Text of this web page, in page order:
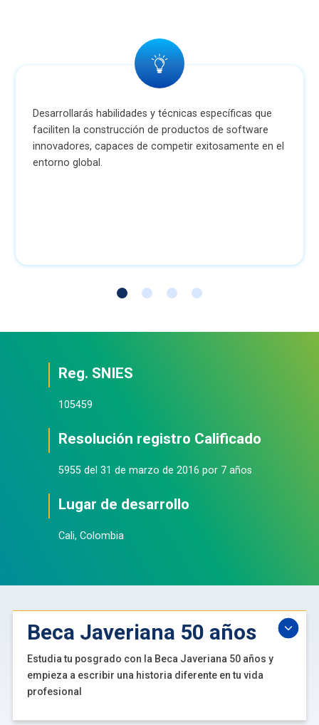
Desarrollarás habilidades y técnicas específicas que
faciliten la construcción de productos de software
innovadores, capaces de competir exitosamente en el
entorno global.
Reg. SNIES
105459
Resolución registro Calificado
5955 del 31 de marzo de 2016 por 7 años
Lugar de desarrollo
Cali, Colombia
Beca Javeriana 50 años
Estudia tu posgrado con la Beca Javeriana 50 años y
empieza a escribir una historia diferente en tu vida
profesional